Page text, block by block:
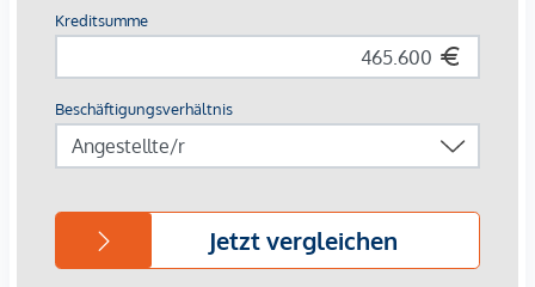
Beim Kauf einer 3- oder 4-Zimmerwohnung kann ein Kfz-
Stellplatz in der hauseigenen Tiefgarage um € 44.000,-
erworben werden.
Provisionsfrei für den Käufer!
Wir weisen darauf hin, dass zwischen dem Vermittler und
dem zu vermittelnden Dritten ein familiäres oder